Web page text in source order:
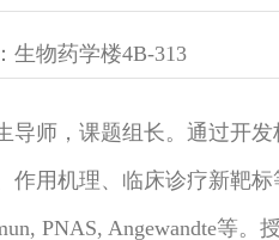
生物药学楼4B-313
导师，课题组长。通过开
作用机理、临床诊疗新靶
PNAS, Angewandte等。